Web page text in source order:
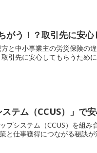
う！？取引先に安心
めてやとった建設業の社長さんいる方 取引
ステム（CCUS）」で
システム（CCUS）を組み
仕事獲得につながる秘訣が